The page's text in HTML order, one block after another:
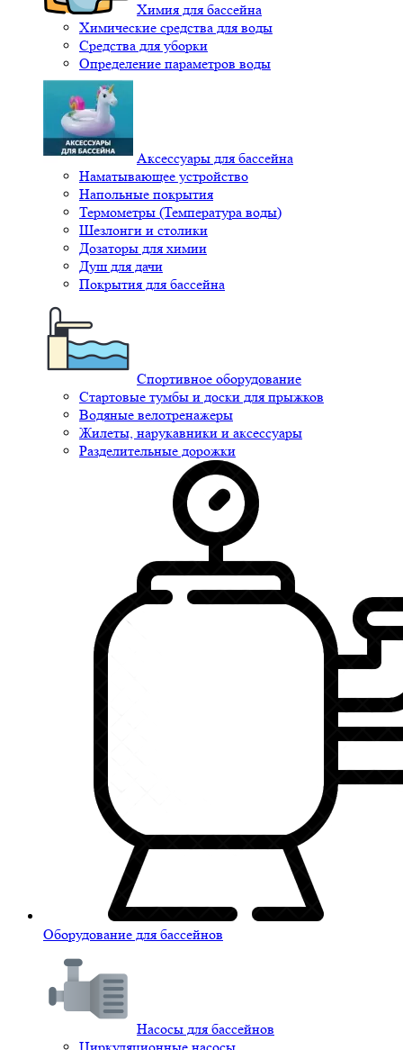
Химия для бассейна
Химические средства для воды
Средства для уборки
Определение параметров воды
Аксессуары для бассейна
Наматывающее устройство
Напольные покрытия
Термометры (Температура воды)
Шезлонги и столики
Дозаторы для химии
Душ для дачи
Покрытия для бассейна
Спортивное оборудование
Стартовые тумбы и доски для прыжков
Водяные велотренажеры
Жилеты, нарукавники и аксессуары
Разделительные дорожки
Оборудование для бассейнов
Насосы для бассейнов